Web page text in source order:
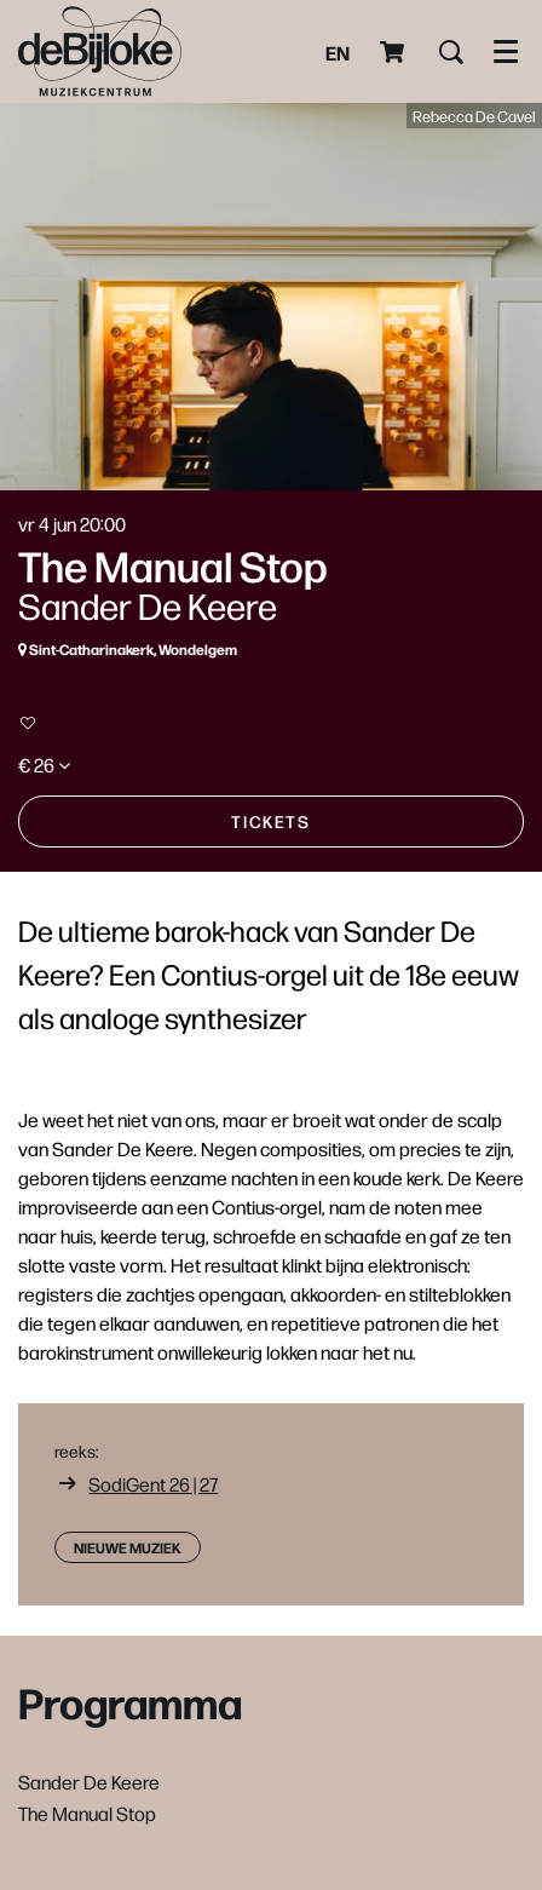
EN
Rebecca De Cavel
The Manual Stop
Sander De Keere
vr 4 jun20:00
Sint-Catharinakerk, Wondelgem
€ 26
TICKETS
De ultieme barok-hack van Sander De
Keere? Een Contius-orgel uit de 18e eeuw
als analoge synthesizer
Je weet het niet van ons, maar er broeit wat onder de scalp
van Sander De Keere. Negen composities, om precies te zijn,
geboren tijdens eenzame nachten in een koude kerk. De Keere
improviseerde aan een Contius-orgel, nam de noten mee
naar huis, keerde terug, schroefde en schaafde en gaf ze ten
slotte vaste vorm. Het resultaat klinkt bijna elektronisch:
registers die zachtjes opengaan, akkoorden- en stilteblokken
die tegen elkaar aanduwen, en repetitieve patronen die het
barokinstrument onwillekeurig lokken naar het nu.
reeks:
SodiGent 26 | 27
NIEUWE MUZIEK
Programma
Sander De Keere
The Manual Stop